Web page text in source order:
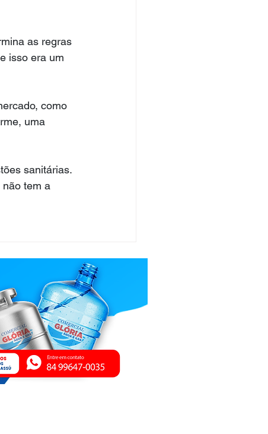
as regras
isso era um
como
uma
sanitárias.
não tem a